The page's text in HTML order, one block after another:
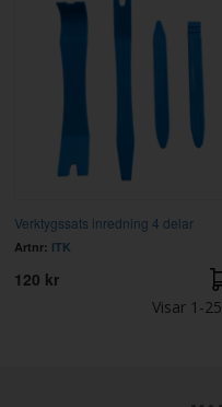
Verktygssats inredning 4 delar
Artnr: ITK
120 kr
Visar 1-25